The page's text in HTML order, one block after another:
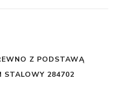
Z PODSTAWĄ
STALOWY 284702